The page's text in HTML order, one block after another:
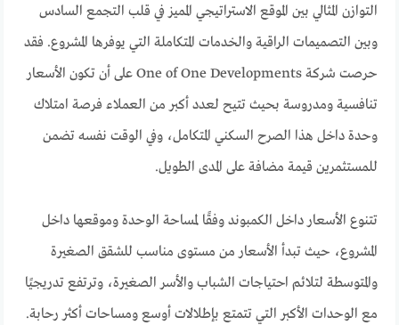
التوازن المثالي بين الموقع الاستراتيجي المميز في قلب التجمع السادس
وبين التصميمات الراقية والخدمات المتكاملة التي يوفرها المشروع. فقد
حرصت شركة One of One Developments على أن تكون الأسعار
تنافسية ومدروسة بحيث تتيح لعدد أكبر من العملاء فرصة امتلاك
وحدة داخل هذا الصرح السكني المتكامل، وفي الوقت نفسه تضمن
للمستثمرين قيمة مضافة على المدى الطويل.
تتنوع الأسعار داخل الكمبوند وفقًا لمساحة الوحدة وموقعها داخل
المشروع، حيث تبدأ الأسعار من مستوى مناسب للشقق الصغيرة
والمتوسطة لتلائم احتياجات الشباب والأسر الصغيرة، وترتفع تدريجيًا
مع الوحدات الأكبر التي تتمتع بإطلالات أوسع ومساحات أكثر رحابة.